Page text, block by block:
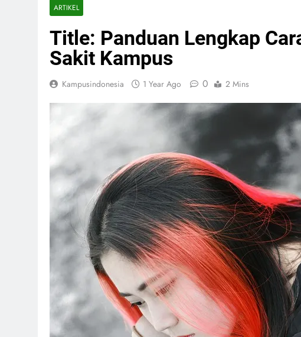
ARTIKEL
Title: Panduan Lengkap
Sakit Kampus
Kampusindonesia 1 Year Ago 0 2 Mins